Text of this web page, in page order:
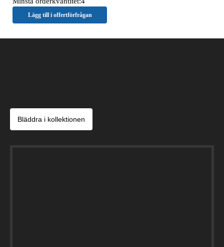
Lägg till i offertförfrågan
Bläddra i kollektionen